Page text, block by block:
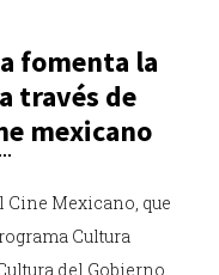
fomenta la
través de
mexicano
Mexicano, que
Cultura
del Gobierno